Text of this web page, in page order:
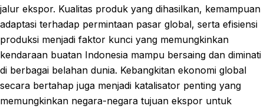
jalur ekspor. Kualitas produk yang dihasilkan, kemampuan
adaptasi terhadap permintaan pasar global, serta efisiensi
produksi menjadi faktor kunci yang memungkinkan
kendaraan buatan Indonesia mampu bersaing dan diminati
di berbagai belahan dunia. Kebangkitan ekonomi global
secara bertahap juga menjadi katalisator penting yang
memungkinkan negara-negara tujuan ekspor untuk